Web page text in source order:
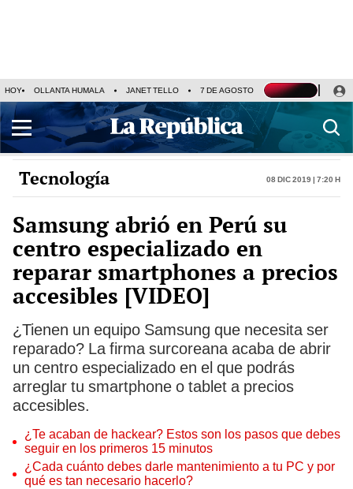
HOY OLLANTA HUMALA JANET TELLO 7 DE AGOSTO TINKA RESULTADOS
Tecnología 08 Dic 2019 | 7:20 h
Samsung abrió en Perú su
centro especializado en
reparar smartphones a precios
accesibles [VIDEO]
¿Tienen un equipo Samsung que necesita ser
reparado? La firma surcoreana acaba de abrir
un centro especializado en el que podrás
arreglar tu smartphone o tablet a precios
accesibles.
¿Te acaban de hackear? Estos son los pasos que debes
seguir en los primeros 15 minutos
¿Cada cuánto debes darle mantenimiento a tu PC y por
qué es tan necesario hacerlo?